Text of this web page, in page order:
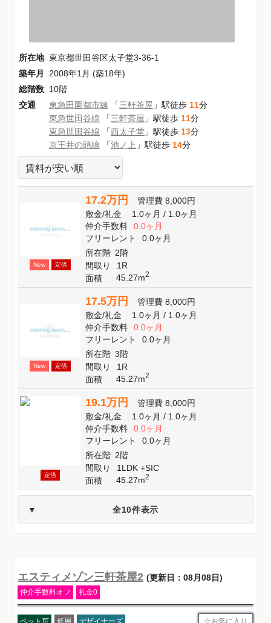
所在地 東京都世田谷区太子堂3-36-1
築年月
2008年1月 (築18年)
総階数 10階
交通
東急田園都市線 「三軒茶屋 」駅徒歩 11分
東急世田谷線 「三軒茶屋 」駅徒歩 11分
東急世田谷線 「西太子堂 」駅徒歩 13分
京王井の頭線 「池ノ上 」駅徒歩 14分
New 定借
17.2万円 管理費 8,000円
敷金/礼金 1.0ヶ月/ 1.0ヶ月
仲介手数料
0.0ヶ月
フリーレント
0.0ヶ月
所在階 2階
間取り
1R
面積
45.27m2
New 定借
17.5万円 管理費 8,000円
敷金/礼金 1.0ヶ月/ 1.0ヶ月
仲介手数料
0.0ヶ月
フリーレント
0.0ヶ月
所在階 3階
間取り
1R
面積
45.27m2
定借
19.1万円 管理費 8,000円
敷金/礼金 1.0ヶ月/ 1.0ヶ月
仲介手数料
0.0ヶ月
フリーレント
0.0ヶ月
所在階 2階
間取り
1LDK +SIC
面積
45.27m2
全10件表示
エスティメゾン三軒茶屋2 (更新日：08月08日)
仲介手数料オフ 礼金0
ペット可 低層 デザイナーズ お気に入り